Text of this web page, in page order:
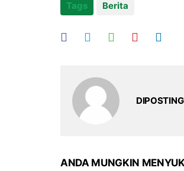
Tags Berita
ANDA MUNGKIN